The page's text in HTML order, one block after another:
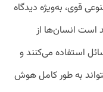
قوی، به‌ویژه دیدگاه
انسان‌ها از
استفاده می‌کنند و
به طور کامل هوش